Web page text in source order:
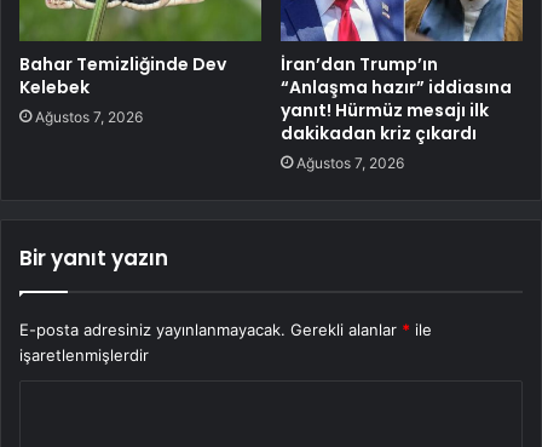
Bahar Temizliğinde Dev
Kelebek
Ağustos 7, 2026
İran’dan Trump’ın
“Anlaşma hazır” iddiasına
yanıt! Hürmüz mesajı ilk
dakikadan kriz çıkardı
Ağustos 7, 2026
Bir yanıt yazın
E-posta adresiniz yayınlanmayacak. Gerekli alanlar * ile
işaretlenmişlerdir